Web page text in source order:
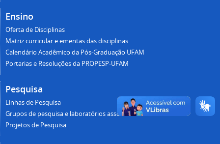
Ensino
Oferta de Disciplinas
Matriz curricular e ementas das disciplinas
Calendário Acadêmico da Pós-Graduação UFAM
Portarias e Resoluções da PROPESP-UFAM
Pesquisa
Linhas de Pesquisa
Grupos de pesquisa e laboratórios associados
Projetos de Pesquisa